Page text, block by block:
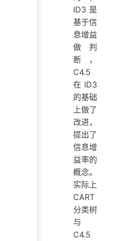
ID3 是
基于信
息增益
做判
断，
C4.5
在 ID3
的基础
上做了
改进，
提出了
信息增
益率的
概念。
实际上
CART
分类树
与
C4.5